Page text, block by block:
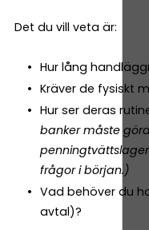
Det du vill veta är:
Hur lång
Kräver de fysiskt
Hur ser deras
banker måste
frågor i början.)
Vad behöver du
avtal)?